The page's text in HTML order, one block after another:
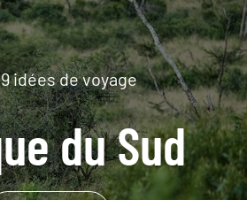
idées de voyage
du Sud